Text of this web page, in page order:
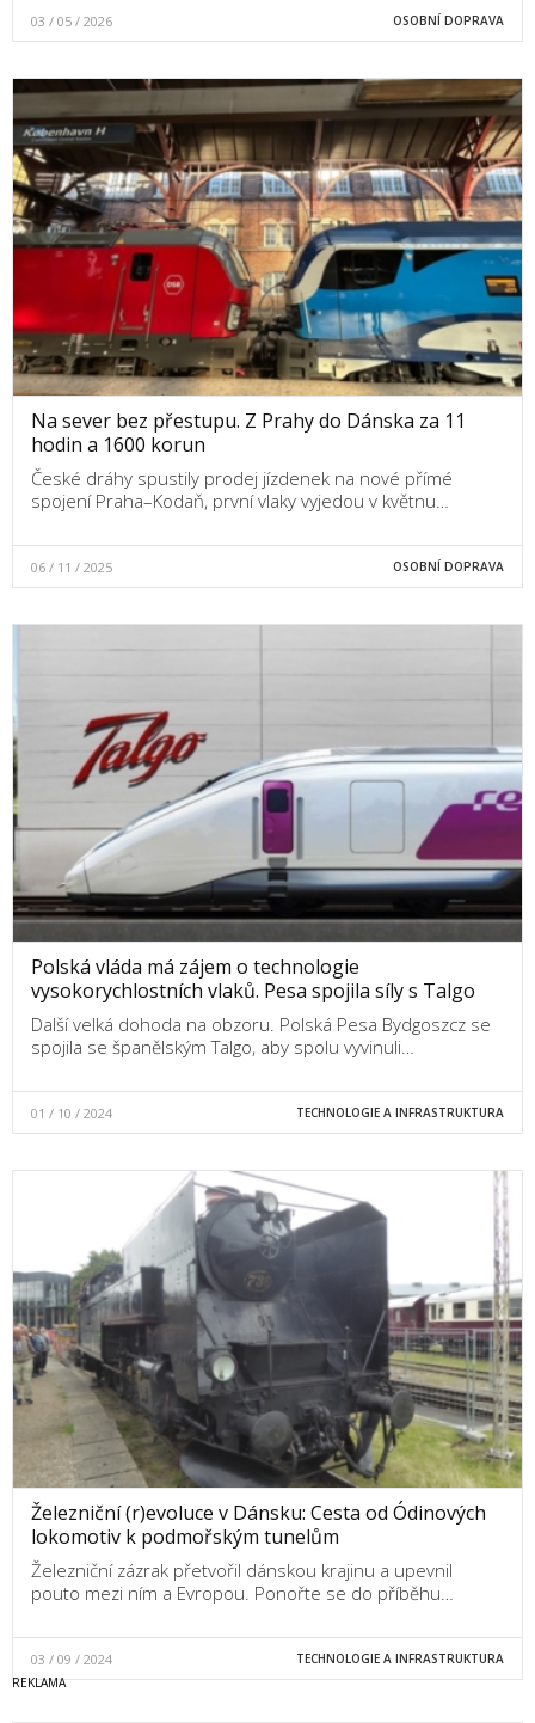
03 / 05 / 2026 OSOBNÍ DOPRAVA
Na sever bez přestupu. Z Prahy do Dánska za 11
hodin a 1600 korun
České dráhy spustily prodej jízdenek na nové přímé
spojení Praha–Kodaň, první vlaky vyjedou v květnu…
06 / 11 / 2025 OSOBNÍ DOPRAVA
Polská vláda má zájem o technologie
vysokorychlostních vlaků. Pesa spojila síly s Talgo
Další velká dohoda na obzoru. Polská Pesa Bydgoszcz se
spojila se španělským Talgo, aby spolu vyvinuli…
01 / 10 / 2024 TECHNOLOGIE A INFRASTRUKTURA
Železniční (r)evoluce v Dánsku: Cesta od Ódinových
lokomotiv k podmořským tunelům
Železniční zázrak přetvořil dánskou krajinu a upevnil
pouto mezi ním a Evropou. Ponořte se do příběhu…
03 / 09 / 2024 TECHNOLOGIE A INFRASTRUKTURA